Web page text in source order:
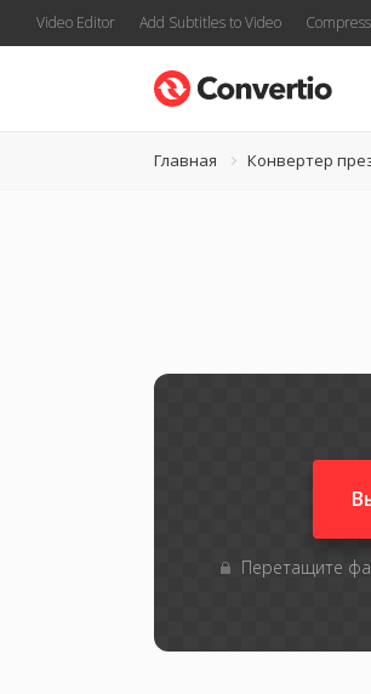
Video Editor Add Subtitles to Video
Главная Конвертер
Перетащите